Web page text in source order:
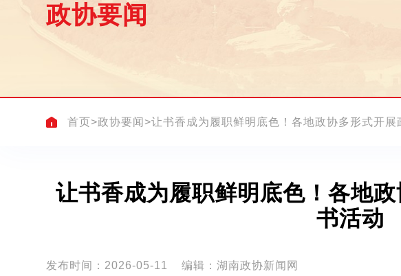
政协要闻
首页>政协要闻 >让书香成为履职鲜明底色！各地政协多形式开展
让书香成为履职鲜明底色！各地
书活动
发布时间：2026-05-11 编辑：湖南政协新闻网